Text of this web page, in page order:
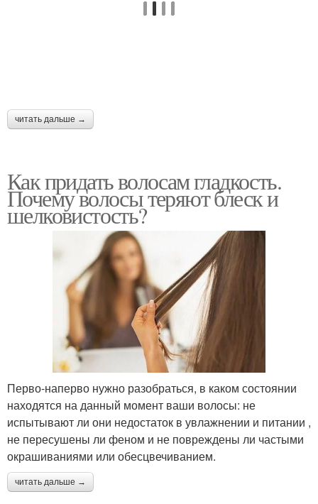
читать дальше →
Как придать волосам гладкость.
Почему волосы теряют блеск и
шелковистость?
Перво-наперво нужно разобраться, в каком состоянии
находятся на данный момент ваши волосы: не
испытывают ли они недостаток в увлажнении и питании ,
не пересушены ли феном и не повреждены ли частыми
окрашиваниями или обесцвечиванием.
читать дальше →